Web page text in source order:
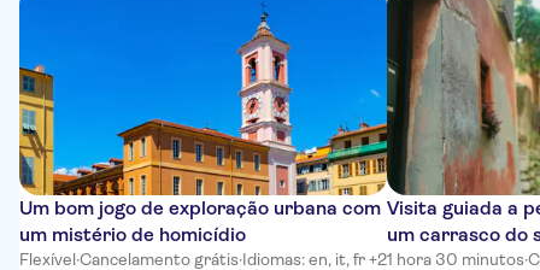
Um bom jogo de exploração urbana com
um mistério de homicídio
Flexível·Cancelamento grátis·Idiomas: en, it, fr +2
Visita guiada a
um carrasco do
1 hora 30 minutos·